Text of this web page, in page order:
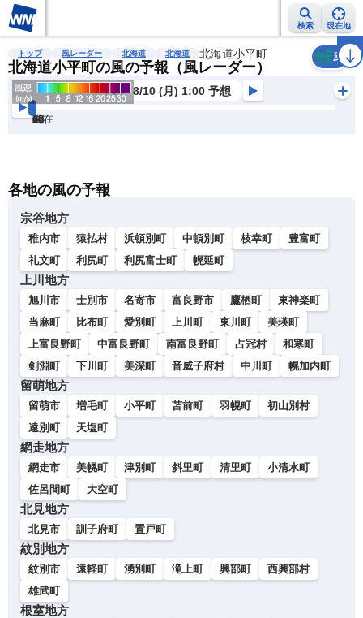
検索 現在地
雨雲レーダー 台風情報 地震情報 警報・注意報 2週間天気 ラ
トップ 風レーダー 北海道 北海道 北海道小平町
北海道小平町の風の予報（風レーダー）
風
8/10 (月) 1:00 予想
現在
6h
12
24
36
48
60
72
各地の風の予報
宗谷地方
稚内市 猿払村 浜頓別町 中頓別町 枝幸町
豊富町
礼文町
利尻町 利尻富士町 幌延町
上川地方
旭川市 士別市 名寄市 富良野市 鷹栖町
東神楽町
当麻町
比布町 愛別町 上川町 東川町
美瑛町
上富良野町
中富良野町 南富良野町 占冠村
和寒町
剣淵町
下川町 美深町 音威子府村 中川町 幌加内町
留萌地方
留萌市 増毛町 小平町 苫前町 羽幌町
初山別村
遠別町
天塩町
網走地方
網走市 美幌町 津別町 斜里町 清里町
小清水町
佐呂間町
大空町
北見地方
北見市 訓子府町 置戸町
紋別地方
紋別市 遠軽町 湧別町 滝上町 興部町
西興部村
雄武町
根室地方